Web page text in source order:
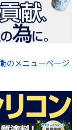
のメニューページ